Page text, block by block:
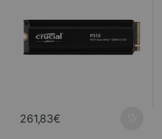
261,83€